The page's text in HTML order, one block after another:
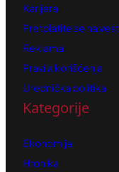
Karijera
Pretplatite se na
Reklama
Pravila korišćenja
Urednička politika
Kategorije
Ekonomija
Hronika